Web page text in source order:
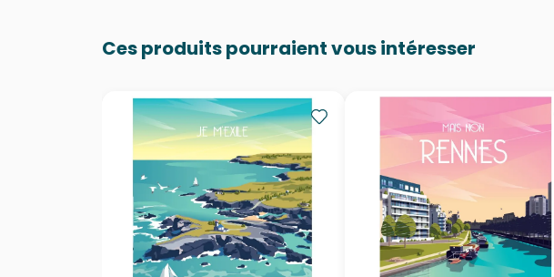
Ces produits pourraient vous intéresser